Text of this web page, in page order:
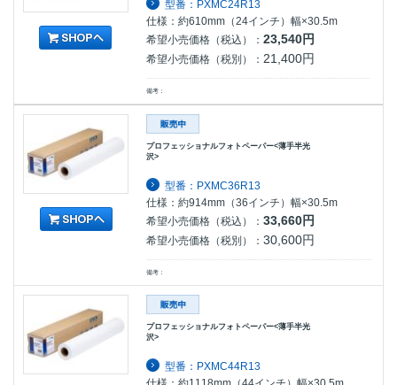
型番：PXMC24R13
仕様：約610mm（24インチ）幅×30.5m
希望小売価格（税込）： 23,540円
希望小売価格（税別）： 21,400円
備考：
プロフェッショナルフォトペーパー<薄手半光
沢>
型番：PXMC36R13
仕様：約914mm（36インチ）幅×30.5m
希望小売価格（税込）：33,660円
希望小売価格（税別）：30,600円
備考：
プロフェッショナルフォトペーパー<薄手半光
沢>
型番：PXMC44R13